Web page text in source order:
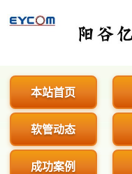
阳谷亿通塑
本站首页
软管动态
成功案例